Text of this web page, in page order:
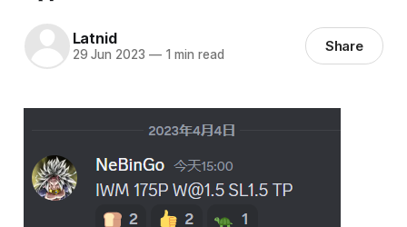
Latnid
29 Jun 2023 —1 min read Share